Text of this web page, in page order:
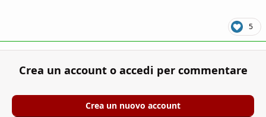
5
Crea un account o accedi per commentare
Crea un nuovo account